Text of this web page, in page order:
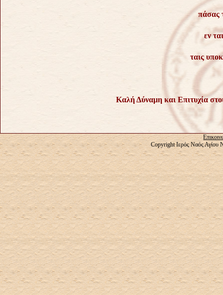
πάσας
εν
ταις
Καλή Δύναμη και Επιτυχία
Copyright Ιερός Ναός Αγίου